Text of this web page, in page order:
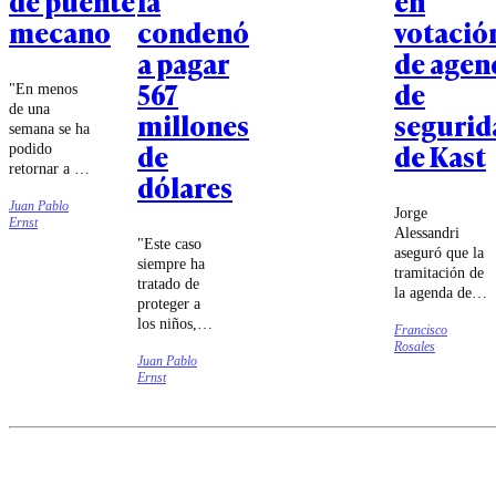
mecano
"En menos
de una
semana se ha
podido
retornar a la
para los
vecinos",
Juan Pablo
Ernst
condenó
a pagar
567
millones
de
dólares
"Este caso
siempre ha
tratado de
proteger a
los niños,
las
familias",
fiscal
Juan Pablo
Ernst
de
de
de Kast
Jorge
Alessandri
aseguró que la
tramitación de
la agenda de
más expedita
que la
Francisco
Rosales